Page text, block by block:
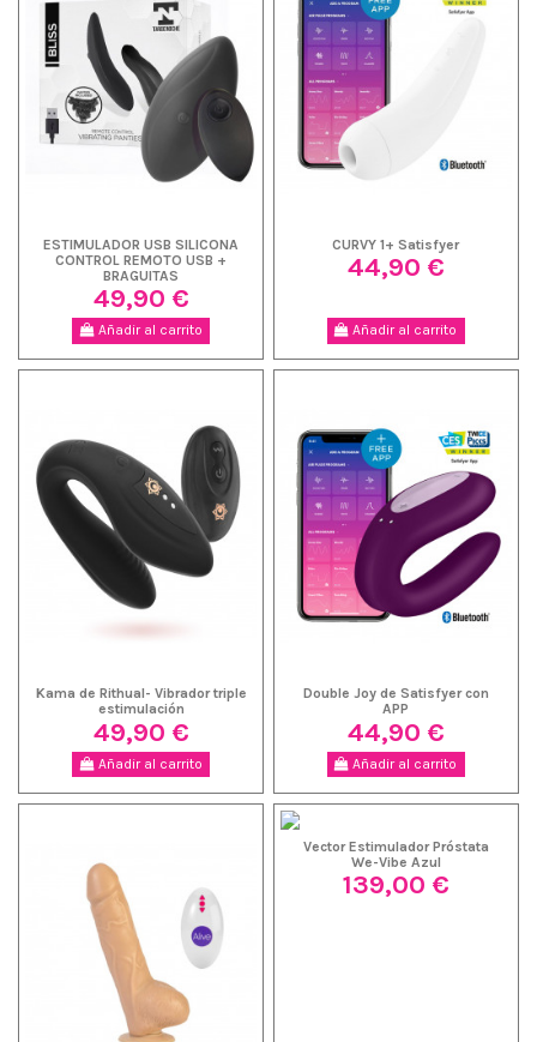
ESTIMULADOR USB SILICONA
CONTROL REMOTO USB +
BRAGUITAS
49,90 €
Añadir al carrito
CURVY 1+ Satisfyer
44,90 €
Añadir al carrito
Kama de Rithual- Vibrador triple
estimulación
49,90 €
Añadir al carrito
Double Joy de Satisfyer con
APP
44,90 €
Añadir al carrito
Vector Estimulador Próstata
We-Vibe Azul
139,00 €